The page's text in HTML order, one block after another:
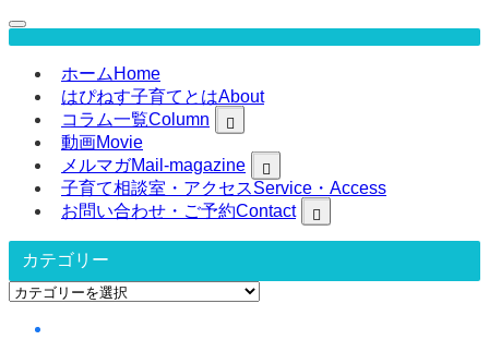
ホーム Home
はぴねす子育てとはAbout
コラム一覧Column
動画Movie
メルマガMail-magazine
子育て相談室・アクセスService・Access
お問い合わせ・ご予約Contact
カテゴリー
カ